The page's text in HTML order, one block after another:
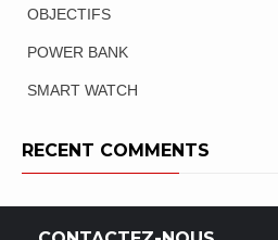
OBJECTIFS
POWER BANK
SMART WATCH
RECENT COMMENTS